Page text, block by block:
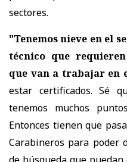
sectores.
"Tenemos nieve en el
técnico que
que van a trabajar en
estar certificados. Sé
tenemos muchos
Entonces tienen que
Carabineros para poder